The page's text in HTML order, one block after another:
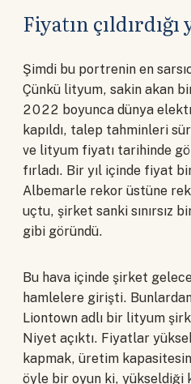
Fiyatın çıldırdığı
Şimdi bu portrenin en
Çünkü lityum, sakin akan
2022 boyunca dünya
kapıldı, talep tahminleri
ve lityum fiyatı tarihinde
fırladı. Bir yıl içinde fiyat
Albemarle rekor üstüne
uçtu, şirket sanki sınırsız
gibi göründü.
Bu hava içinde şirket
hamlelere girişti.
Liontown adlı bir lityum
Niyet açıktı. Fiyatlar
kapmak, üretim
öyle bir oyun ki, yükseldiği